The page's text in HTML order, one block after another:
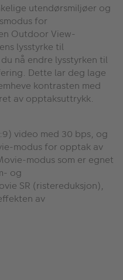
utendørsmiljøer og
for
Outdoor View-
lysstyrke til
nå endre lysstyrken til
Dette lar deg lage
kontrasten med
av opptaksuttrykk.
video med 30 bps, og
modus for opptak av
modus som er egnet
og
SR (ristereduksjon),
av